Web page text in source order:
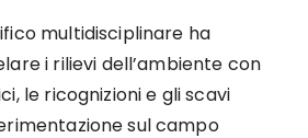
multidisciplinare ha
i rilievi dell’ambiente con
le ricognizioni e gli scavi
sul campo